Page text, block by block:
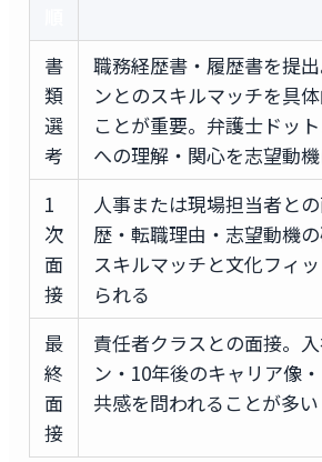
書
類
選
考
職務経歴書・履歴書を提
ンとのスキルマッチを具
ことが重要。弁護士ドッ
への理解・関心を志望動
1
次
面
接
人事または現場担当者と
歴・転職理由・志望動機の
スキルマッチと文化フィ
られる
最
終
面
接
責任者クラスとの面接。
ン・10年後のキャリア像
共感を問われることが多い